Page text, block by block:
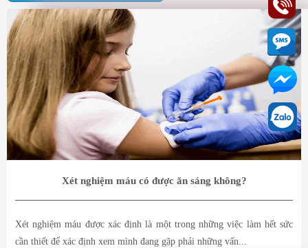
Xét nghiệm máu có được ăn sáng không?
Xét nghiệm máu được xác định là một trong những việc làm hết sức
cần thiết để xác định xem mình đang gặp phải những vấn...